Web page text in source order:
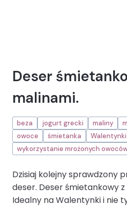
Deser
malinami.
beza jogurt grecki maliny
owoce
śmietanka Walentynki
wykorzystanie mrożonych
Dzisiaj kolejny sprawdzony
deser. Deser śmietankowy
Idealny na Walentynki i nie